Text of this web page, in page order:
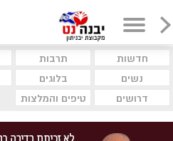
חדשות תרבות
נשים
בלוגים
דרושים
טיפים והמלצות